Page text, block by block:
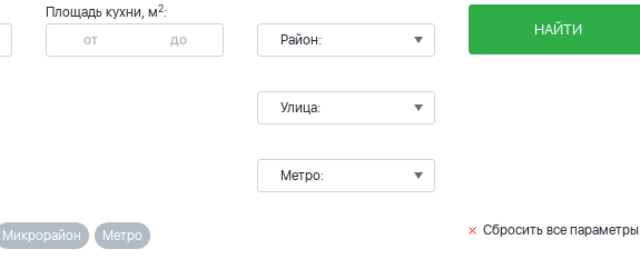
Площадь кухни, м2:
Район:
Улица:
Метро:
НАЙТИ
Микрорайон Метро Сбросить все параметры